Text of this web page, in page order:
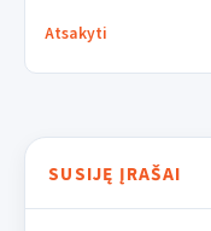
Atsakyti
SUSIJĘ ĮRAŠAI